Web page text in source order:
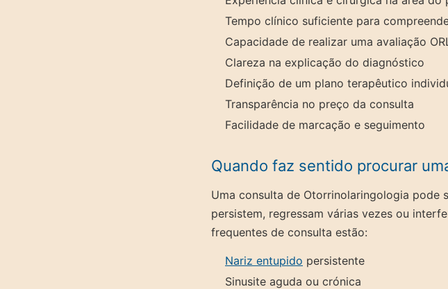
Tempo clínico suficiente para
Capacidade de realizar uma avaliação
Clareza na explicação do diagnóstico
Definição de um plano terapêutico
Transparência no preço da consulta
Facilidade de marcação e seguimento
Quando faz sentido procurar
Uma consulta de Otorrinolaringologia pode
persistem, regressam várias vezes ou
frequentes de consulta estão:
Nariz entupido persistente
Sinusite aguda ou crónica